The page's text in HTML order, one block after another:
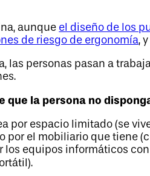
aunque el diseño de los
de riesgo de ergonomía,
las personas pasan a
que la persona no
por espacio limitado (se
por el mobiliario que tiene
los equipos informáticos